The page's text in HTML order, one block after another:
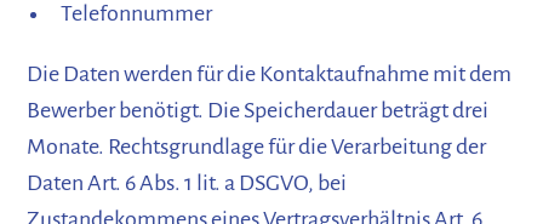
Telefonnummer
Die Daten werden für die Kontaktaufnahme mit dem
Bewerber benötigt. Die Speicherdauer beträgt drei
Monate. Rechtsgrundlage für die Verarbeitung der
Daten Art. 6 Abs. 1 lit. a DSGVO, bei
Zustandekommens eines Vertragsverhältnis Art. 6